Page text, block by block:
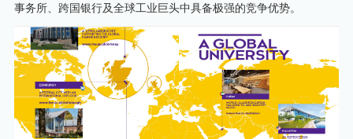
事务所、跨国银行及全球工业巨头中具备极强的竞争优势。